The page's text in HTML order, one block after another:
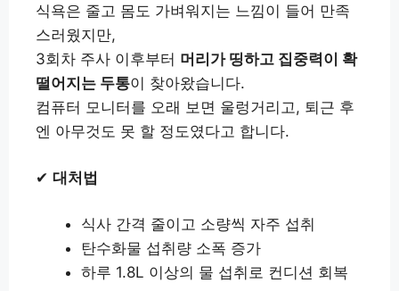
식욕은 줄고 몸도 가벼워지는 느낌이 들어 만족
스러웠지만,
3회차 주사 이후부터 머리가 띵하고 집중력이 확
떨어지는 두통이 찾아왔습니다.
컴퓨터 모니터를 오래 보면 울렁거리고, 퇴근 후
엔 아무것도 못 할 정도였다고 합니다.
✔ 대처법
식사 간격 줄이고 소량씩 자주 섭취
탄수화물 섭취량 소폭 증가
하루 1.8L 이상의 물 섭취로 컨디션 회복